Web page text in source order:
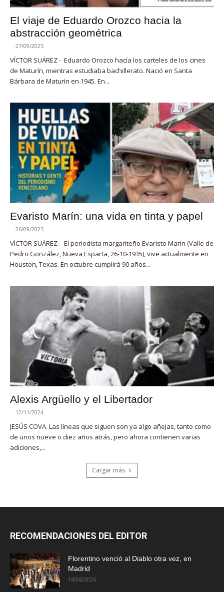
El viaje de Eduardo Orozco hacia la
abstracción geométrica
- 27/09/2025
VÍCTOR SUÁREZ - Eduardo Orozco hacía los carteles de los cines
de Maturín, mientras estudiaba bachillerato. Nació en Santa
Bárbara de Maturín en 1945. En...
Evaristo Marín: una vida en tinta y papel
- 26/09/2025
VÍCTOR SUÁREZ - El periodista margariteño Evaristo Marín (Valle de
Pedro González, Nueva Esparta, 26-10-1935), vive actualmente en
Houston, Texas. En octubre cumplirá 90 años...
Alexis Argüello y el Libertador
- 12/11/2024
JESÚS COVA. Las líneas que siguen son ya algo añejas, tanto como
de unos nueve o diez años atrás, pero ahora contienen varias
adiciones,...
Cargar más
RECOMENDACIONES DEL EDITOR
Florentino venció al Diablo otra vez, en
Madrid
14/06/2026